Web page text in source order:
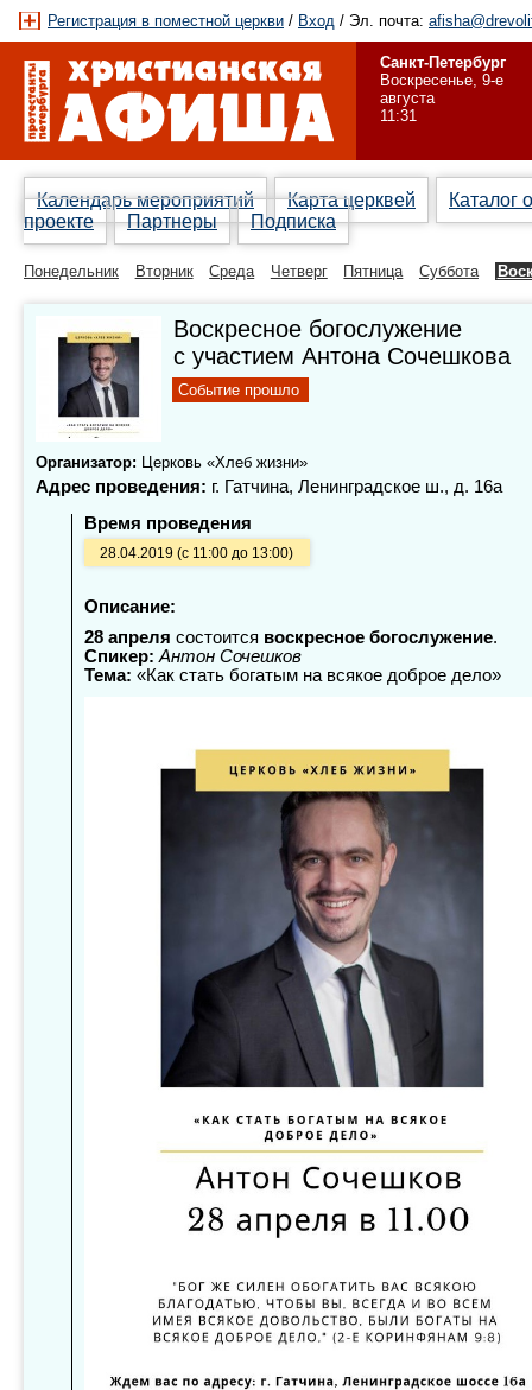
Регистрация в поместной церкви / Вход / Эл. почта:
Санкт-Петербург
Воскресенье, 9-е
августа
11:31
Календарь мероприятий Карта церквей
Каталог
проекте
Партнеры Подписка
Понедельник Вторник Среда Четверг Пятница Суббота
Воскресное богослужение
с участием Антона Сочешкова
Событие прошло
Организатор: Церковь «Хлеб жизни»
Адрес проведения: г. Гатчина, Ленинградское ш., д. 16а
Время проведения
28.04.2019 (с 11:00 до 13:00)
Описание:
28 апреля состоится воскресное богослужение.
Спикер: Антон Сочешков
Тема: «Как стать богатым на всякое доброе дело»